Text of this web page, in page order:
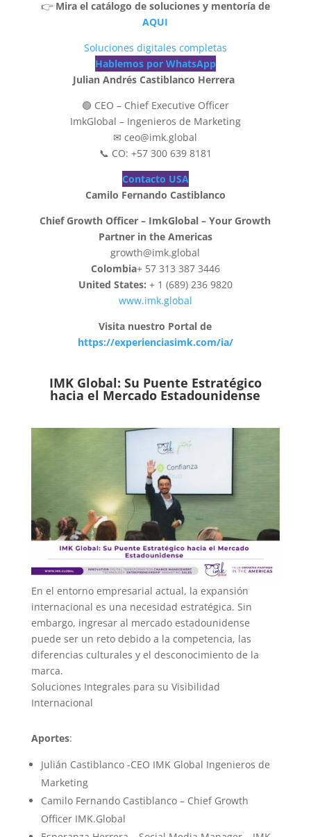
👉 Mira el catálogo de soluciones y mentoría de
AQUI
Soluciones digitales completas
Hablemos por WhatsApp
Julian Andrés Castiblanco Herrera
🟢 CEO – Chief Executive Officer
ImkGlobal – Ingenieros de Marketing
✉ ceo@imk.global
📞 CO: +57 300 639 8181
Contacto USA
Camilo Fernando Castiblanco
Chief Growth Officer – ImkGlobal – Your Growth
Partner in the Americas
growth@imk.global
Colombia+ 57 313 387 3446
United States: + 1 (689) 236 9820
www.imk.global
Visita nuestro Portal de
https://experienciasimk.com/ia/
IMK Global: Su Puente Estratégico
hacia el Mercado Estadounidense
En el entorno empresarial actual, la expansión
internacional es una necesidad estratégica. Sin
embargo, ingresar al mercado estadounidense
puede ser un reto debido a la competencia, las
diferencias culturales y el desconocimiento de la
marca.
Soluciones Integrales para su Visibilidad
Internacional
Aportes:
Julián Castiblanco -CEO IMK Global Ingenieros de
Marketing
Camilo Fernando Castiblanco – Chief Growth
Officer IMK.Global